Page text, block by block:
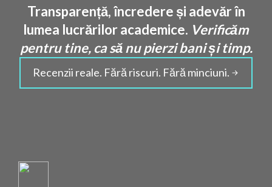
Transparență, încredere și adevăr în
lumea lucrărilor academice. Verificăm
pentru tine, ca să nu pierzi bani și timp.
Recenzii reale. Fără riscuri. Fără minciuni.